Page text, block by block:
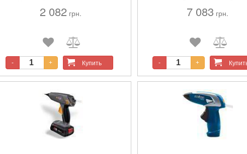
170°С. Функции: индикатор нагрева.
Источник питания: аккумулятор.
2 082 грн.
- + Купить
плавления 190 ° C и диаметром 11
Обогрев и электроника также
7 083 грн.
- +